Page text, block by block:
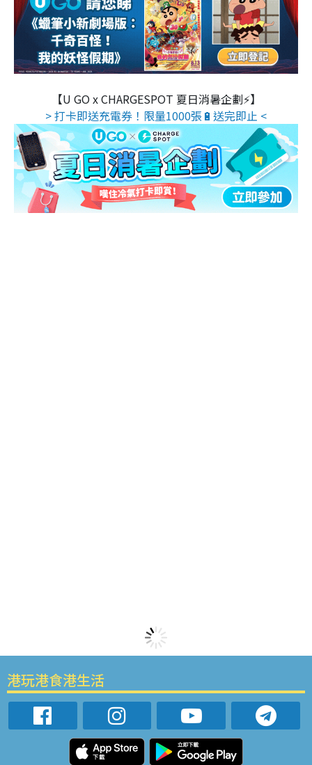
【U GO x CHARGESPOT 夏日消暑企劃⚡】
> 打卡即送充電券！限量1000張🔋送完即止 <
港玩港食港生活